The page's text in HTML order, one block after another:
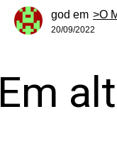
god em >O
20/09/2022
Em